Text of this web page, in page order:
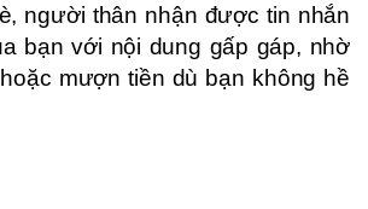
người thân nhận được tin nhắn
bạn với nội dung gấp gáp, nhờ
mượn tiền dù bạn không hề